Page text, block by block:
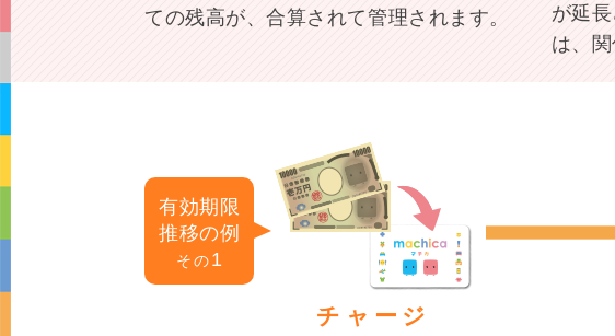
ての残高が、合算されて管理されます。
が延
は、関
有効期限
推移の例
その 1
チャージ